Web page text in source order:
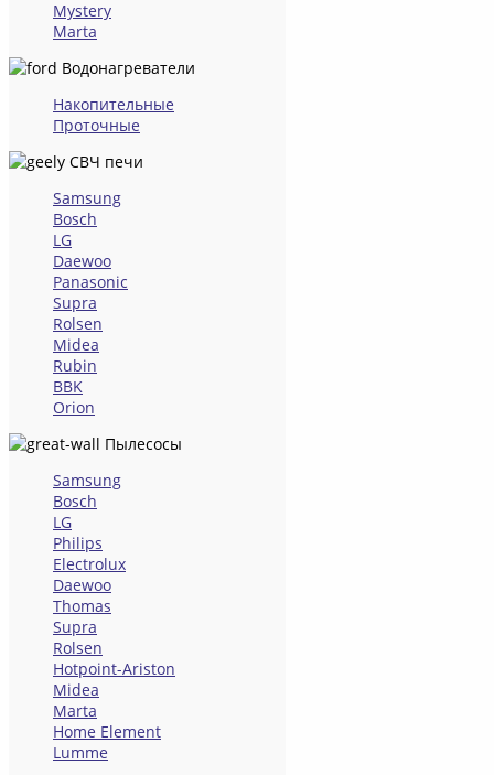
Mystery
Marta
Водонагреватели
Накопительные
Проточные
СВЧ печи
Samsung
Bosch
LG
Daewoo
Panasonic
Supra
Rolsen
Midea
Rubin
BBK
Orion
Пылесосы
Samsung
Bosch
LG
Philips
Electrolux
Daewoo
Thomas
Supra
Rolsen
Hotpoint-Ariston
Midea
Marta
Home Element
Lumme